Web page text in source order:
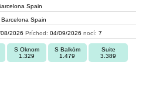
Spain
Barcelona Spain
2026 Príchod: 04/09/2026 nocí: 7
S Oknom
1.329
S Balkóm
1.479
Suite
3.389